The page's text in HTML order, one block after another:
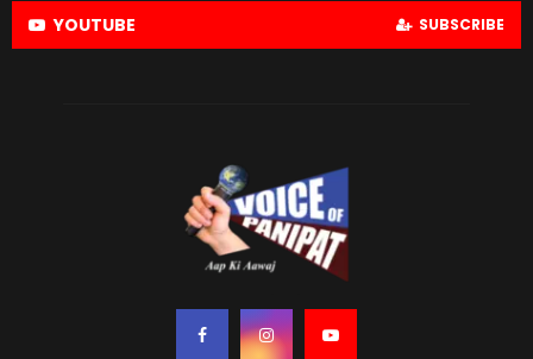
YOUTUBE SUBSCRIBE